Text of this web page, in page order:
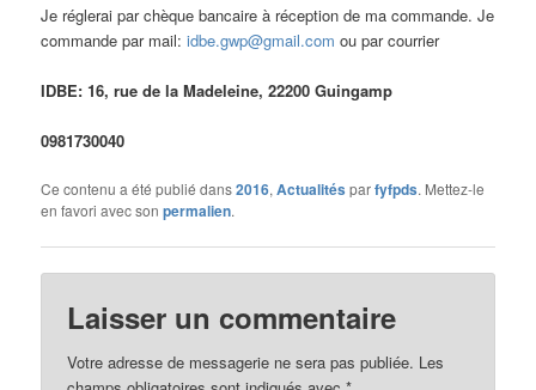
Je réglerai par chèque bancaire à réception de ma commande. Je
commande par mail:idbe.gwp@gmail.com ou par courrier
IDBE: 16, rue de la Madeleine, 22200 Guingamp
0981730040
Ce contenu a été publié dans2016,Actualités parfyfpds. Mettez-le
en favori avec sonpermalien.
Laisser un commentaire
Votre adresse de messagerie ne sera pas publiée. Les